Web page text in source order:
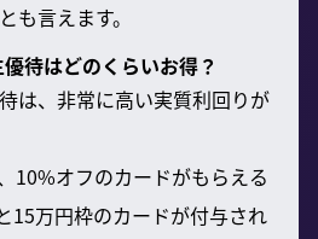
も言えます。
待はどのくらいお得？
は、非常に高い実質利回りが
10%オフのカードがもらえる
15万円枠のカードが付与され